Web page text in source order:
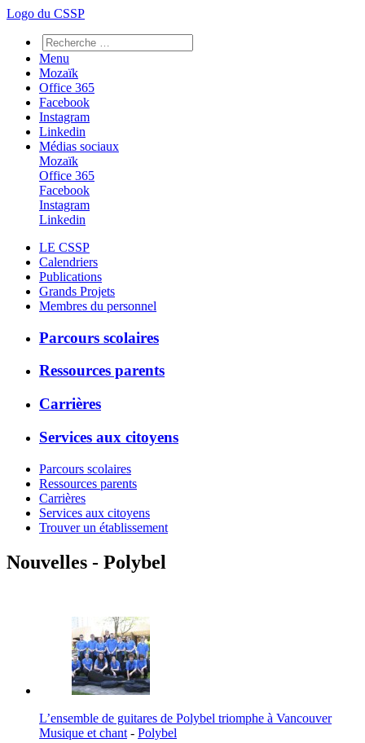
Logo du CSSP
Menu
Mozaïk
Office 365
Facebook
Instagram
Linkedin
Médias sociaux
Mozaïk
Office 365
Facebook
Instagram
Linkedin
LE CSSP
Calendriers
Publications
Grands Projets
Membres du personnel
Parcours scolaires
Ressources parents
Carrières
Services aux citoyens
Parcours scolaires
Ressources parents
Carrières
Services aux citoyens
Trouver un établissement
Nouvelles - Polybel
L’ensemble de guitares de Polybel triomphe à Vancouver
Musique et chant- Polybel